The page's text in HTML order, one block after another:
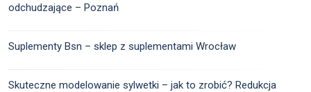
odchudzające – Poznań
Suplementy Bsn – sklep z suplementami Wrocław
Skuteczne modelowanie sylwetki – jak to zrobić? Redukcja